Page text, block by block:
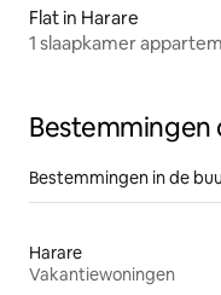
Flat in Harare
1 slaapkamer
Bestemmingen
Bestemmingen in de
Harare
Vakantiewoningen